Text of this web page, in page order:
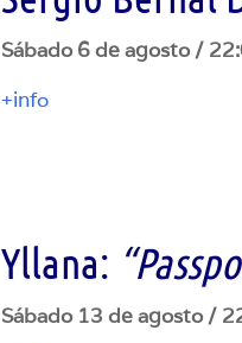
Sábado 6 de agosto /
+info
Yllana: “
Sábado 13 de agosto /